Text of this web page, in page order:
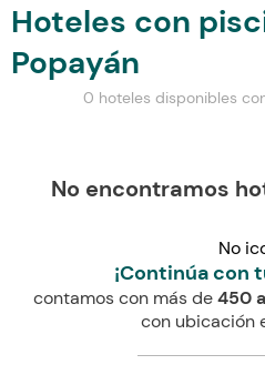
Hoteles con
Popayán
0 hoteles disponibles
No encontramos
No
¡Continúa con
contamos con más de450
con ubicación